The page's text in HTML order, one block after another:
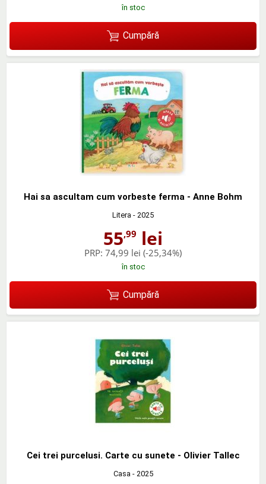
în stoc
Cumpără
Hai sa ascultam cum vorbeste ferma - Anne Bohm
Litera - 2025
55,99 lei
PRP: 74,99 lei (-25,34%)
în stoc
Cumpără
Cei trei purcelusi. Carte cu sunete - Olivier Tallec
Casa- 2025